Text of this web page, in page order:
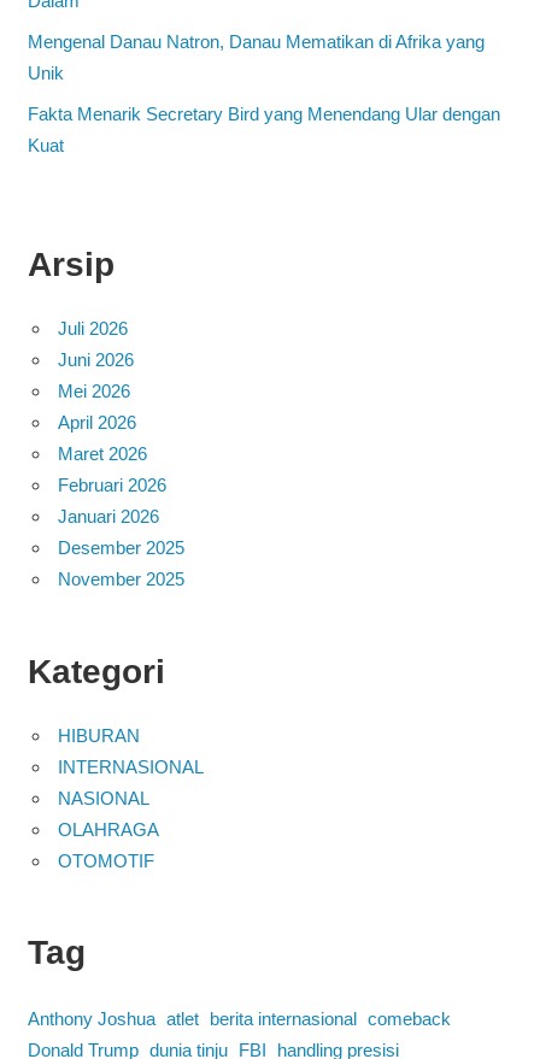
Mengenal Danau Natron, Danau Mematikan di Afrika yang
Unik
Fakta Menarik Secretary Bird yang Menendang Ular dengan
Kuat
Arsip
Juli 2026
Juni 2026
Mei 2026
April 2026
Maret 2026
Februari 2026
Januari 2026
Desember 2025
November 2025
Kategori
HIBURAN
INTERNASIONAL
NASIONAL
OLAHRAGA
OTOMOTIF
Tag
Anthony Joshua atlet berita internasional comeback
Donald Trump dunia tinju FBI
handling presisi